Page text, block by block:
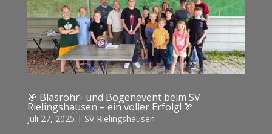
🎯 Blasrohr- und Bogenevent beim SV
Rielingshausen – ein voller Erfolg! 🏹
Juli 27, 2025 | SV Rielingshausen